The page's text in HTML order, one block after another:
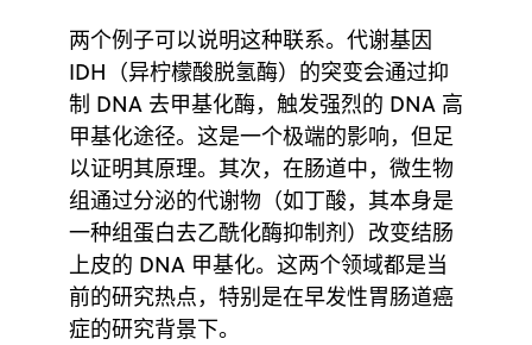
两个例子可以说明这种联系。代谢基因
IDH（异柠檬酸脱氢酶）的突变会通过抑
制 DNA 去甲基化酶，触发强烈的 DNA 高
甲基化途径。这是一个极端的影响，但足
以证明其原理。其次，在肠道中，微生物
组通过分泌的代谢物（如丁酸，其本身是
一种组蛋白去乙酰化酶抑制剂）改变结肠
上皮的 DNA 甲基化。这两个领域都是当
前的研究热点，特别是在早发性胃肠道癌
症的研究背景下。